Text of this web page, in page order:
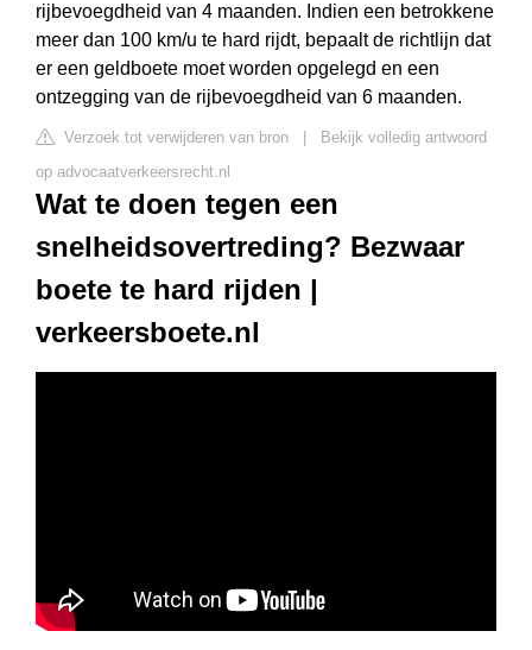
rijbevoegdheid van 4 maanden. Indien een betrokkene
meer dan 100 km/u te hard rijdt, bepaalt de richtlijn dat
er een geldboete moet worden opgelegd en een
ontzegging van de rijbevoegdheid van 6 maanden.
Verzoek tot verwijderen van bron
Bekijk volledig antwoord
op advocaatverkeersrecht.nl
Wat te doen tegen een
snelheidsovertreding? Bezwaar
boete te hard rijden |
verkeersboete.nl